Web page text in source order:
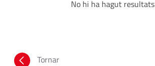
No hi ha hagut resultats
Tornar